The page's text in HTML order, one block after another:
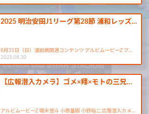
2025 明治安田J1リーグ第28節 浦和レッズ…
8月31日（日）浦和戦関連コンテンツ アルビムービーZ ブ…
2025.08.30
【広報潜入カメラ】ゴメ×翔×モトの三兄…
アルビムービーZ 堀米悠斗 小原基樹 小野裕二 広報潜入カメ…